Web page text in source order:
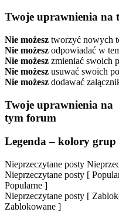
Twoje uprawnienia na
Nie możesz tworzyć nowych
Nie możesz odpowiadać w
Nie możesz zmieniać swoich
Nie możesz usuwać swoich
Nie możesz dodawać
Twoje uprawnienia na
tym forum
Legenda – kolory grup
Nieprzeczytane posty
Nieprzeczytane posty [
Popularne ]
Nieprzeczytane posty [
Zablokowane ]